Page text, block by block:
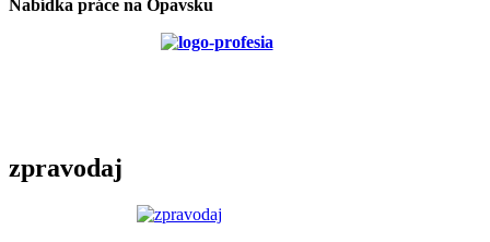
Nabídka práce na Opavsku
zpravodaj